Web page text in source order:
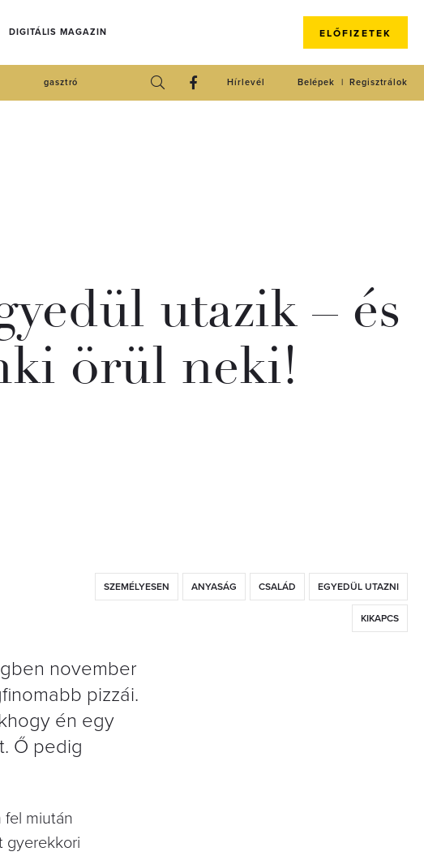
DIGITÁLIS MAGAZIN ELŐFIZETEK
gasztró Regisztrálok
Belépek
Hírlevél
utazik – és
örül neki!
SZEMÉLYESEN ANYASÁG CSALÁD EGYEDÜL UTAZNI
KIKAPCS
november
pizzái.
én egy
Ő pedig
fel miután
gyerekkori